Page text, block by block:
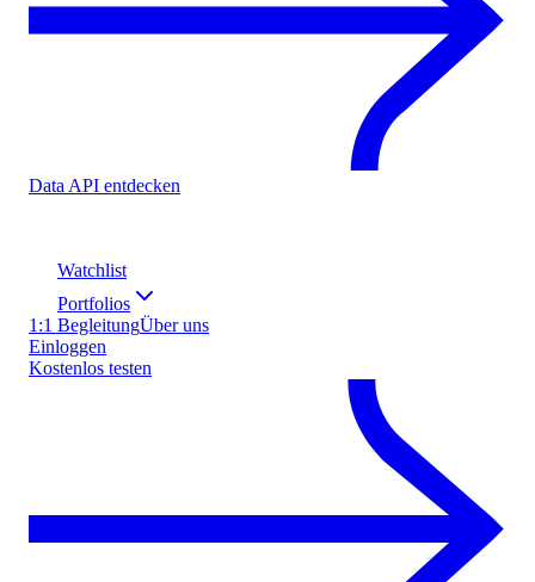
Data API entdecken
Watchlist
Portfolios
1:1 BegleitungÜber uns
Einloggen
Kostenlos testen